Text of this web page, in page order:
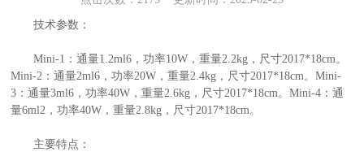
技术参数：
Mini-1：通量1.2ml6，功率10W，重量2.2kg，尺寸2017*18cm。
Mini-2：通量2ml6，功率20W，重量2.4kg，尺寸2017*18cm。Mini-
3：通量3ml6，功率40W，重量2.6kg，尺寸2017*18cm。Mini-4：通
量6ml2，功率40W，重量2.8kg，尺寸2017*18cm。
主要特点：